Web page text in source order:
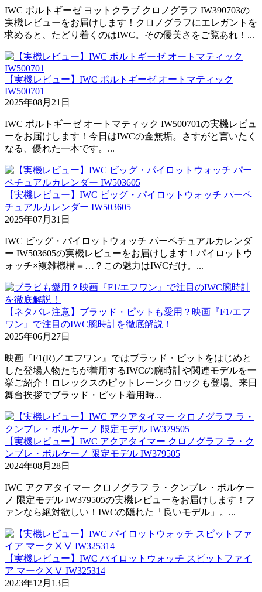
IWC ポルトギーゼ ヨットクラブ クロノグラフ IW390703の
実機レビューをお届けします！クロノグラフにエレガントを
求めると、たどり着くのはIWC。その優美さをご覧あれ！...
【実機レビュー】IWC ポルトギーゼ オートマティック
IW500701
2025年08月21日
IWC ポルトギーゼ オートマティック IW500701の実機レビュ
ーをお届けします！今日はIWCの金無垢。さすがと言いたく
なる、優れた一本です。...
【実機レビュー】IWC ビッグ・パイロットウォッチ パーペ
チュアルカレンダー IW503605
2025年07月31日
IWC ビッグ・パイロットウォッチ パーペチュアルカレンダ
ー IW503605の実機レビューをお届けします！パイロットウ
ォッチ×複雑機構＝…？この魅力はIWCだけ。...
【ネタバレ注意】ブラッド・ピットも愛用？映画『F1/エフ
ワン』で注目のIWC腕時計を徹底解説！
2025年06月27日
映画『F1(R)／エフワン』ではブラッド・ピットをはじめと
した登場人物たちが着用するIWCの腕時計や関連モデルを一
挙ご紹介！ロレックスのピットレーンクロックも登場。来日
舞台挨拶でブラッド・ピット着用時...
【実機レビュー】IWC アクアタイマー クロノグラフ ラ・ク
ンブレ・ボルケーノ 限定モデル IW379505
2024年08月28日
IWC アクアタイマー クロノグラフ ラ・クンブレ・ボルケー
ノ 限定モデル IW379505の実機レビューをお届けします！フ
ァンなら絶対欲しい！IWCの隠れた「良いモデル」。...
【実機レビュー】IWC パイロットウォッチ スピットファイ
ア マークⅩⅤ IW325314
2023年12月13日